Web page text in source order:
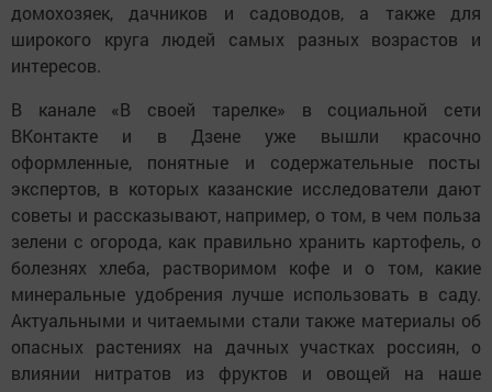
домохозяек, дачников и садоводов, а также для
широкого круга людей самых разных возрастов и
интересов.
В канале «В своей тарелке» в социальной сети
ВКонтакте и в Дзене уже вышли красочно
оформленные, понятные и содержательные посты
экспертов, в которых казанские исследователи дают
советы и рассказывают, например, о том, в чем польза
зелени с огорода, как правильно хранить картофель, о
болезнях хлеба, растворимом кофе и о том, какие
минеральные удобрения лучше использовать в саду.
Актуальными и читаемыми стали также материалы об
опасных растениях на дачных участках россиян, о
влиянии нитратов из фруктов и овощей на наше